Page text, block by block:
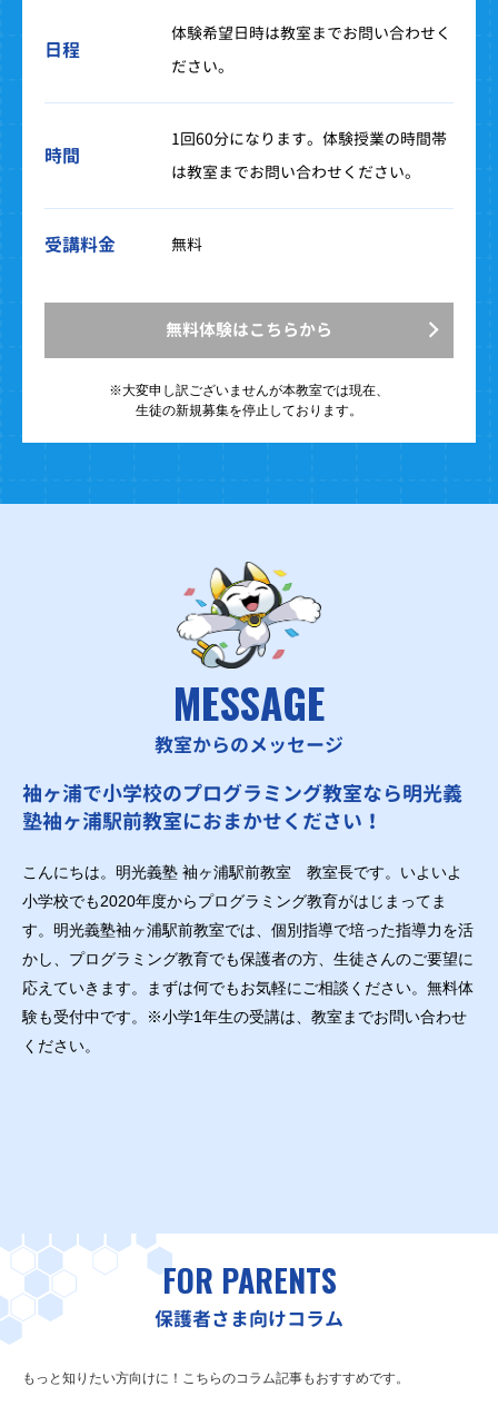
日程
体験希望日時は教室までお問い合わせく
ださい。
時間
1回60分になります。体験授業の時間帯
は教室までお問い合わせください。
受講料金 無料
無料体験はこちらから
※大変申し訳ございませんが本教室では現在、
生徒の新規募集を停止しております。
MESSAGE
教室からのメッセージ
袖ヶ浦で小学校のプログラミング教室なら明光義
塾袖ヶ浦駅前教室におまかせください！
こんにちは。明光義塾 袖ヶ浦駅前教室 教室長です。いよいよ
小学校でも2020年度からプログラミング教育がはじまってま
す。明光義塾袖ヶ浦駅前教室では、個別指導で培った指導力を活
かし、プログラミング教育でも保護者の方、生徒さんのご要望に
応えていきます。まずは何でもお気軽にご相談ください。無料体
験も受付中です。※小学1年生の受講は、教室までお問い合わせ
ください。
FOR PARENTS
保護者さま向けコラム
もっと知りたい方向けに！こちらのコラム記事もおすすめです。